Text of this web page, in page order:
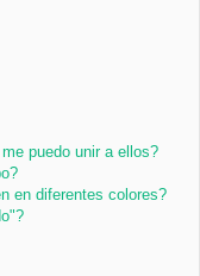
puedo unir a ellos?
en diferentes colores?